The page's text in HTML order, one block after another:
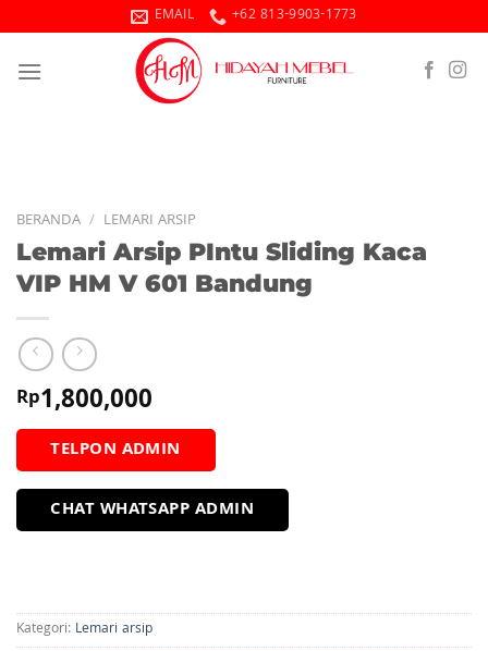
to
content
EMAIL +62 813-9903-1773
BERANDA / LEMARI ARSIP
Lemari Arsip PIntu Sliding Kaca
VIP HM V 601 Bandung
Rp1,800,000
TELPON ADMIN
CHAT WHATSAPP ADMIN
Kategori: Lemari arsip